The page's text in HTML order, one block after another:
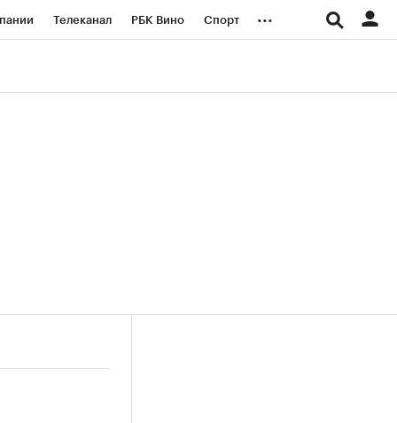
Телеканал РБК Вино Спорт ...